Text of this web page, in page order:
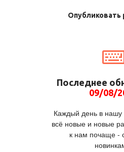
Последнее
09/08/
Каждый день в нашу
всё новые и новые
к нам почаще -